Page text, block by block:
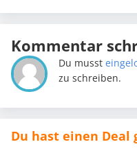
Kommentar
Du musst
zu schreiben.
Du hast einen Deal